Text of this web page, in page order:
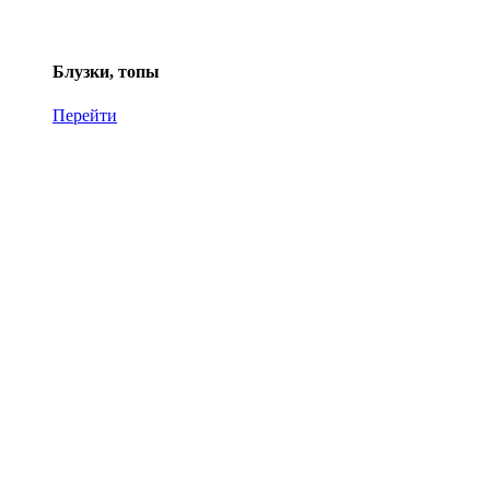
Блузки, топы
Перейти